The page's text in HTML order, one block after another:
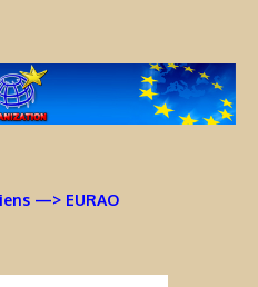
—> EURAO